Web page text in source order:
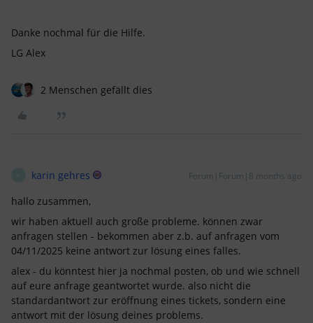
Danke nochmal für die Hilfe.
LG Alex
2 Menschen gefällt dies
karin gehres Forum|Forum|8 months ago
hallo zusammen,
wir haben aktuell auch große probleme. können zwar
anfragen stellen - bekommen aber z.b. auf anfragen vom
04/11/2025 keine antwort zur lösung eines falles.
alex - du könntest hier ja nochmal posten, ob und wie schnell
auf eure anfrage geantwortet wurde. also nicht die
standardantwort zur eröffnung eines tickets, sondern eine
antwort mit der lösung deines problems.